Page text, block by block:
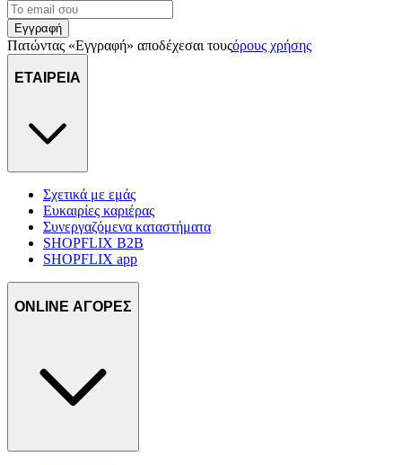
Εγγραφή
Πατώντας «Εγγραφή» αποδέχεσαι τουςόρους χρήσης
ΕΤΑΙΡΕΙΑ
Σχετικά με εμάς
Ευκαιρίες καριέρας
Συνεργαζόμενα καταστήματα
SHOPFLIX B2B
SHOPFLIX app
ONLINE ΑΓΟΡΕΣ